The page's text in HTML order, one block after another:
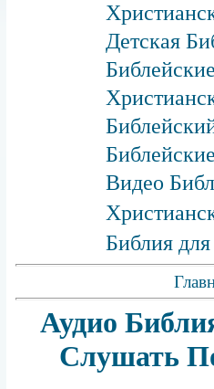
Детская
Видео
Библия
Аудио
Слушать